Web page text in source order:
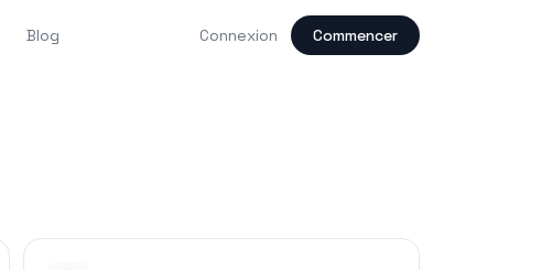
Blog Connexion Commencer